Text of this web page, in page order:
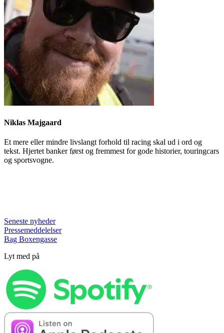
Niklas Majgaard
Et mere eller mindre livslangt forhold til racing skal ud i ord og
tekst. Hjertet banker først og fremmest for gode historier, touringcars
og sportsvogne.
Seneste nyheder
Pressemeddelelser
Bag Boxengasse
Lyt med på